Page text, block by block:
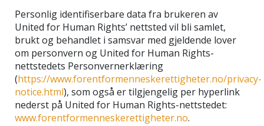
Personlig identifiserbare data fra brukeren av
United for Human Rights’ nettsted vil bli samlet,
brukt og behandlet i samsvar med gjeldende lover
om personvern og United for Human Rights-
nettstedets Personvernerklæring
(https://www.forentformenneskerettigheter.no/privacy-
notice.html), som også er tilgjengelig per hyperlink
nederst på United for Human Rights-nettstedet:
www.forentformenneskerettigheter.no.